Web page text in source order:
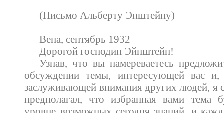
(Письмо Альберту Энштейну)
Вена, сентябрь 1932
Дорогой господин Эйнштейн!
Узнав, что вы намереваетесь
обсуждении темы, интересующей вас
заслуживающей внимания других людей, я
предполагал, что избранная вами тема
уровне возможных сегодня знаний, и